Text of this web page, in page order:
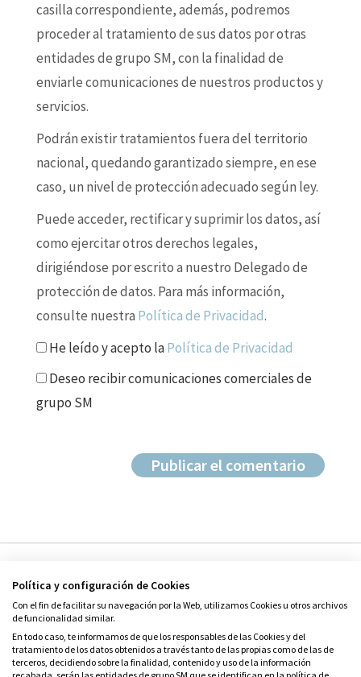
casilla correspondiente, además, podremos
proceder al tratamiento de sus datos por otras
entidades de grupo SM, con la finalidad de
enviarle comunicaciones de nuestros productos y
servicios.
Podrán existir tratamientos fuera del territorio
nacional, quedando garantizado siempre, en ese
caso, un nivel de protección adecuado según ley.
Puede acceder, rectificar y suprimir los datos, así
como ejercitar otros derechos legales,
dirigiéndose por escrito a nuestro Delegado de
protección de datos. Para más información,
consulte nuestra Política de Privacidad.
He leído y acepto laPolítica de Privacidad
Deseo recibir comunicaciones comerciales de
grupo SM
© Grupo SM
Política y configuración de Cookies
Con el fin de facilitar su navegación por la Web, utilizamos Cookies u otros archivos
de funcionalidad similar.
En todo caso, te informamos de que los responsables de las Cookies y del
tratamiento de los datos obtenidos a través tanto de las propias como de las de
terceros, decidiendo sobre la finalidad, contenido y uso de la información